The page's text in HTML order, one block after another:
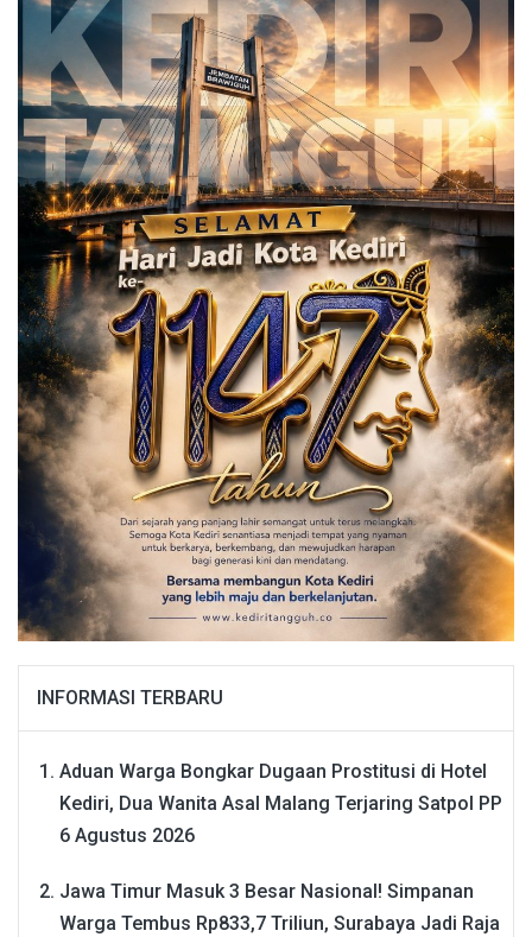
INFORMASI TERBARU
Aduan Warga Bongkar Dugaan Prostitusi di Hotel
Kediri, Dua Wanita Asal Malang Terjaring Satpol PP
6 Agustus 2026
Jawa Timur Masuk 3 Besar Nasional! Simpanan
Warga Tembus Rp833,7 Triliun, Surabaya Jadi Raja